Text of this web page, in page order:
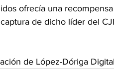
ofrecía una
de dicho líder del
de López-Dóriga Digital